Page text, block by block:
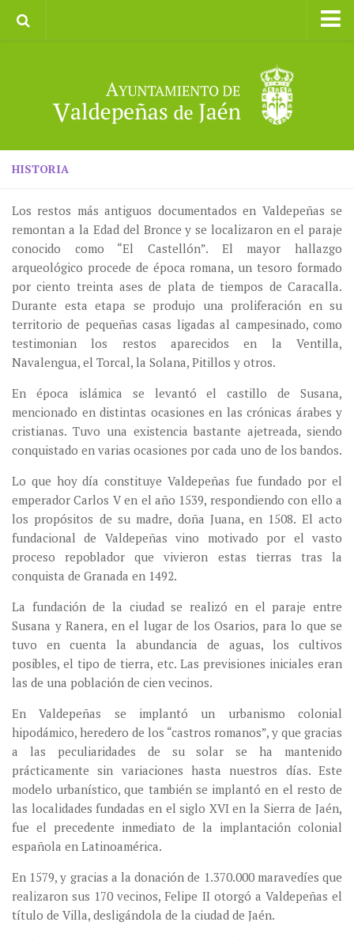
II CXM ROMPEALBARCAS 2023
HISTORIA
Los restos más antiguos documentados en Valdepeñas se
remontan a la Edad del Bronce y se localizaron en el paraje
conocido como “El Castellón”. El mayor hallazgo
arqueológico procede de época romana, un tesoro formado
por ciento treinta ases de plata de tiempos de Caracalla.
Durante esta etapa se produjo una proliferación en su
territorio de pequeñas casas ligadas al campesinado, como
testimonian los restos aparecidos en la Ventilla,
Navalengua, el Torcal, la Solana, Pitillos y otros.
En época islámica se levantó el castillo de Susana,
mencionado en distintas ocasiones en las crónicas árabes y
cristianas. Tuvo una existencia bastante ajetreada, siendo
conquistado en varias ocasiones por cada uno de los bandos.
Lo que hoy día constituye Valdepeñas fue fundado por el
emperador Carlos V en el año 1539, respondiendo con ello a
los propósitos de su madre, doña Juana, en 1508. El acto
fundacional de Valdepeñas vino motivado por el vasto
proceso repoblador que vivieron estas tierras tras la
conquista de Granada en 1492.
La fundación de la ciudad se realizó en el paraje entre
Susana y Ranera, en el lugar de los Osarios, para lo que se
tuvo en cuenta la abundancia de aguas, los cultivos
posibles, el tipo de tierra, etc. Las previsiones iniciales eran
las de una población de cien vecinos.
En Valdepeñas se implantó un urbanismo colonial
hipodámico, heredero de los “castros romanos”, y que gracias
a las peculiaridades de su solar se ha mantenido
prácticamente sin variaciones hasta nuestros días. Este
modelo urbanístico, que también se implantó en el resto de
las localidades fundadas en el siglo XVI en la Sierra de Jaén,
fue el precedente inmediato de la implantación colonial
española en Latinoamérica.
En 1579, y gracias a la donación de 1.370.000 maravedíes que
realizaron sus 170 vecinos, Felipe II otorgó a Valdepeñas el
título de Villa, desligándola de la ciudad de Jaén.